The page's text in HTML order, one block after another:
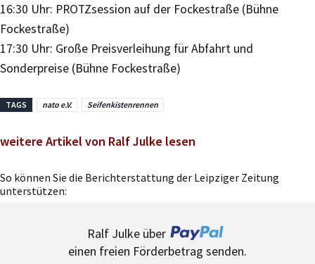
16:30 Uhr: PROTZsession auf der Fockestraße (Bühne
Fockestraße)
17:30 Uhr: Große Preisverleihung für Abfahrt und
Sonderpreise (Bühne Fockestraße)
TAGS nato e.V. Seifenkistenrennen
weitere Artikel von Ralf Julke lesen
So können Sie die Berichterstattung der Leipziger Zeitung
unterstützen:
Ralf Julke über
einen freien Förderbetrag senden.